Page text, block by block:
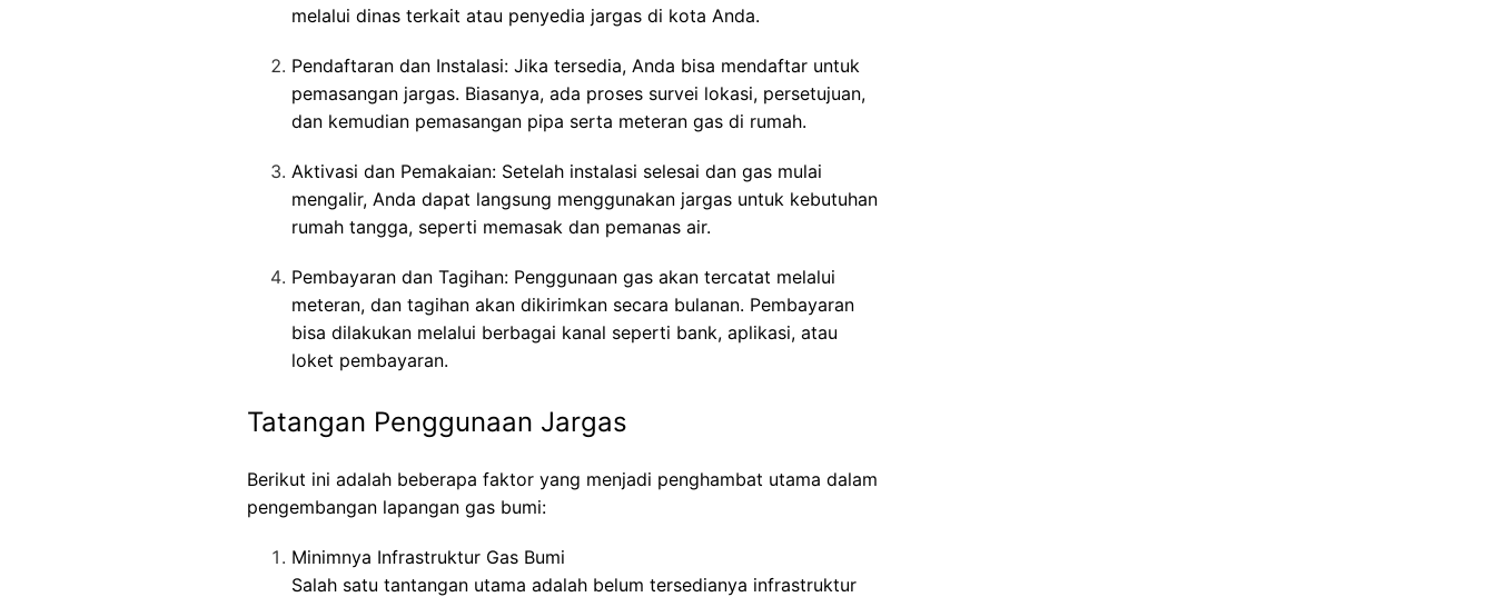
melalui dinas terkait atau penyedia jargas di kota Anda.
Pendaftaran dan Instalasi: Jika tersedia, Anda bisa mendaftar untuk
pemasangan jargas. Biasanya, ada proses survei lokasi, persetujuan,
dan kemudian pemasangan pipa serta meteran gas di rumah.
Aktivasi dan Pemakaian: Setelah instalasi selesai dan gas mulai
mengalir, Anda dapat langsung menggunakan jargas untuk kebutuhan
rumah tangga, seperti memasak dan pemanas air.
Pembayaran dan Tagihan: Penggunaan gas akan tercatat melalui
meteran, dan tagihan akan dikirimkan secara bulanan. Pembayaran
bisa dilakukan melalui berbagai kanal seperti bank, aplikasi, atau
loket pembayaran.
Tatangan Penggunaan Jargas
Berikut ini adalah beberapa faktor yang menjadi penghambat utama dalam
pengembangan lapangan gas bumi:
Minimnya Infrastruktur Gas Bumi
Salah satu tantangan utama adalah belum tersedianya infrastruktur